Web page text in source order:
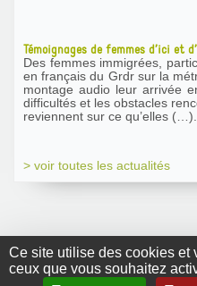
Ce site utilise des cookies et
ceux que vous souhaitez
Témoignages de femmes d’ici et
Des femmes immigrées,
en français du Grdr sur la
montage audio leur arrivée
difficultés et les obstacles
reviennent sur ce qu’elles (…)...
> voir toutes les actualités